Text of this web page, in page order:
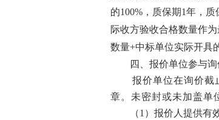
的100%，质保期1年，质
际收方验收合格数量作为
数量+中标单位实际开具
四
、报价单位参与
报价单位在询价截
章。未密封或未加盖单
（1）报价人提供有